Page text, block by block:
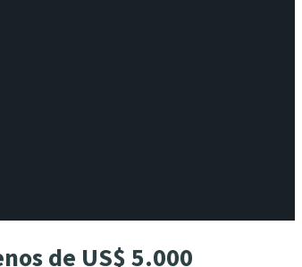
de US$ 5.000